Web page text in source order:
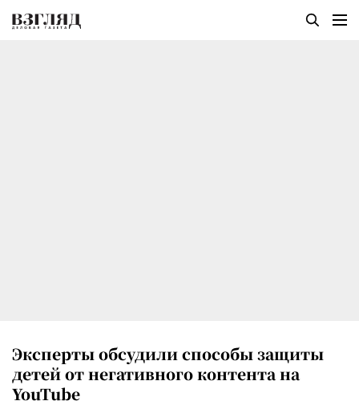
Эксперты обсудили способы защиты
детей от негативного контента на
YouTube